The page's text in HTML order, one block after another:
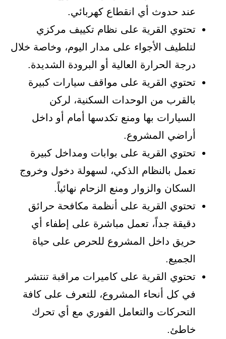
عند حدوث أي انقطاع كهربائي.
تحتوي القرية على نظام تكييف مركزي
لتلطيف الأجواء على مدار اليوم، وخاصة خلال
درجة الحرارة العالية أو البرودة الشديدة.
تحتوي القرية على مواقف سيارات كبيرة
بالقرب من الوحدات السكنية، لركن
السيارات بها ومنع تكدسها أمام أو داخل
أراضي المشروع.
تحتوي القرية على بوابات ومداخل كبيرة
تعمل بالنظام الذكي، لسهولة دخول وخروج
السكان والزوار ومنع الزحام نهائياً.
تحتوي القرية على أنظمة مكافحة حرائق
دقيقة جداً، تعمل مباشرة على إطفاء أي
حريق داخل المشروع للحرص على حياة
الجميع.
تحتوي القرية على كاميرات مراقبة تنتشر
في كل أنحاء المشروع، للتعرف على كافة
التحركات والتعامل الفوري مع أي تحرك
خاطئ.